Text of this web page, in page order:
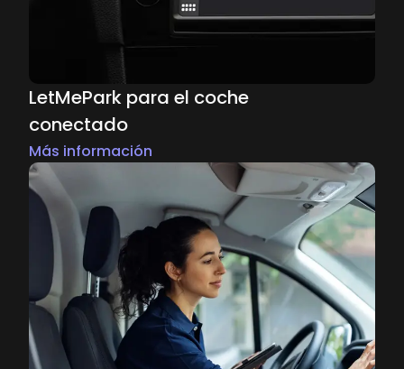
LetMePark para el coche
conectado
Más información